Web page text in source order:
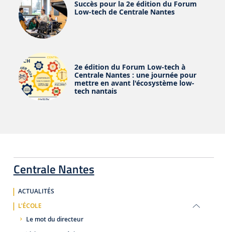
Centrale Nantes
ACTUALITÉS
L'ÉCOLE
Le mot du directeur
Succès pour la 2e édition du Forum
Low-tech de Centrale Nantes
2e édition du Forum Low-tech à
Centrale Nantes : une journée pour
mettre en avant l'écosystème low-
tech nantais